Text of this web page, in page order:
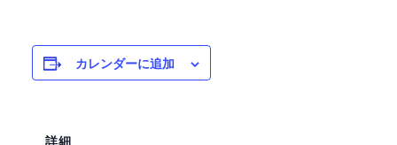
カレンダーに追加
詳細